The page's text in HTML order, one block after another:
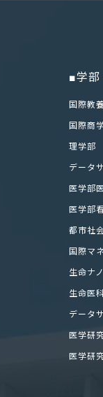
■学部
国際教
国際商
理学部
データ
医学部
医学部
都市社
国際マ
生命ナ
生命医
データ
医学研
医学研